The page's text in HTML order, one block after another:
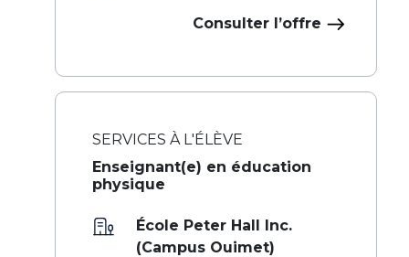
Consulter l’offre
SERVICES À L'ÉLÈVE
Enseignant(e) en éducation
physique
École Peter Hall Inc.
(Campus Ouimet)